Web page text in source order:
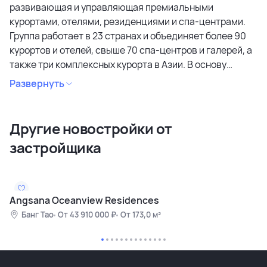
развивающая и управляющая премиальными
курортами, отелями, резиденциями и спа-центрами.
Группа работает в 23 странах и объединяет более 90
курортов и отелей, свыше 70 спа-центров и галерей, а
также три комплексных курорта в Азии. В основу
портфеля входят четыре ключевых бренда: Banyan
Tree, Angsana, Cassia и Dhawa. Проекты группы
архитектурой и устойчивым подходом к развитию.
Одним из флагманских направлений является
управление крупными курортными комплексами,
проекты развиваются и в других странах — например,
Laguna Bintan в Индонезии и Laguna Lăng Cô во
Вьетнаме. Banyan Group Residences сочетает опыт
девелопмента и операционного управления, создавая
объекты высокого класса, ориентированные на
Развернуть
Другие новостройки от
застройщика
Angsana Oceanview Residences
Банг Тао От 43 910 000 ₽ От 173,0 м²